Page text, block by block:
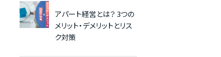
アパート経営とは？ 3つの
メリット・デメリットとリス
ク対策